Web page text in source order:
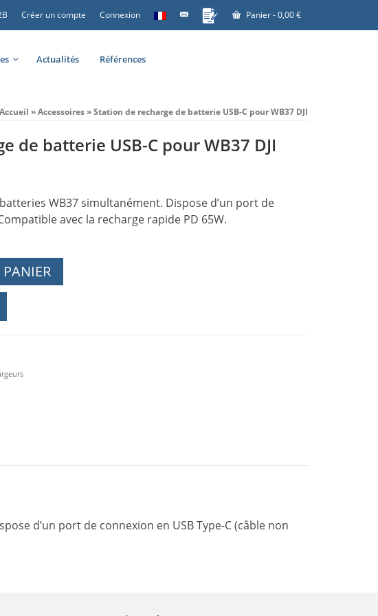
Créer un compte Connexion Panier-0,00€
Actualités Références
Accueil »Accessoires»Station de recharge de batterie USB-C pour WB37 DJI
de batterie USB-C pour WB37 DJI
WB37 simultanément. Dispose d’un port de
avec la recharge rapide PD 65W.
d’un port de connexion en USB Type-C (câble non